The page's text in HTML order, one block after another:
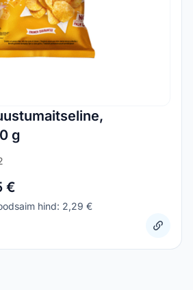
g
€
hind: 2,29 €